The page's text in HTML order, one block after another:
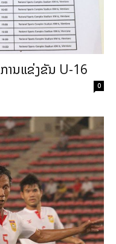
ານແຂ່ງຂັນ U-16
0